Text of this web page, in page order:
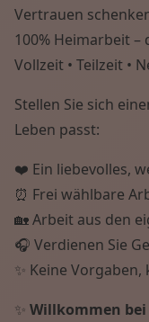
Vertrauen
100% Heimarbeit
Vollzeit • Teilzeit •
Stellen Sie sich
Leben passt:
❤️ Ein liebevolles,
⏰ Frei wählbare
🏡 Arbeit aus den
🎧 Verdienen Sie
✨ Keine
✨ Willkommen bei